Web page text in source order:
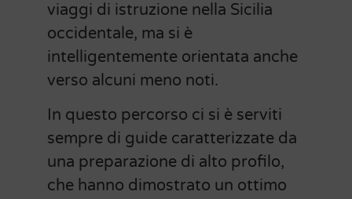
viaggi di istruzione nella Sicilia
occidentale, ma si è
intelligentemente orientata anche
verso alcuni meno noti.
In questo percorso ci si è serviti
sempre di guide caratterizzate da
una preparazione di alto profilo,
che hanno dimostrato un ottimo